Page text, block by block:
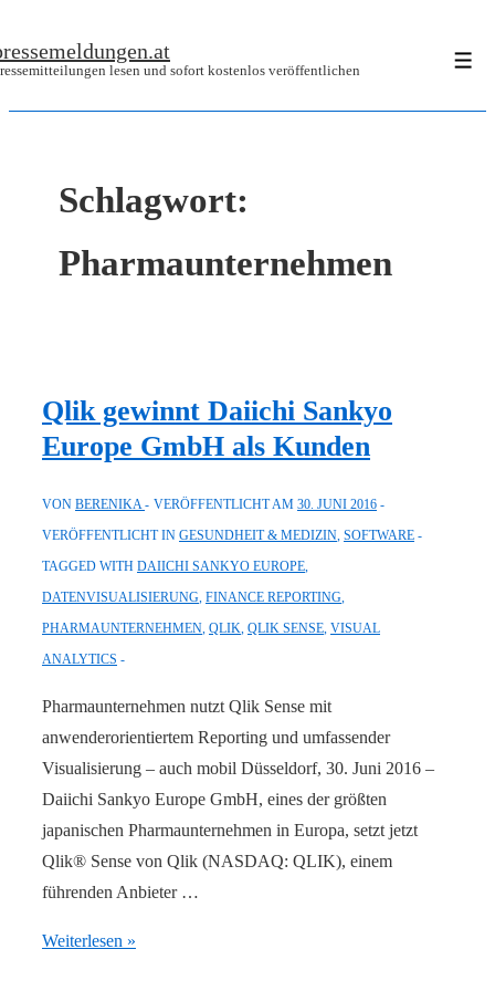
Zum
lesen und sofort kostenlos veröffentlichen
Schlagwort:
Pharmaunternehmen
Qlik gewinnt Daiichi Sankyo
Europe GmbH als Kunden
VON BERENIKA VERÖFFENTLICHT AM 30. JUNI 2016
VERÖFFENTLICHT IN GESUNDHEIT & MEDIZIN, SOFTWARE
TAGGED WITH DAIICHI SANKYO EUROPE,
DATENVISUALISIERUNG, FINANCE REPORTING,
PHARMAUNTERNEHMEN, QLIK, QLIK SENSE, VISUAL
ANALYTICS
Pharmaunternehmen nutzt Qlik Sense mit
anwenderorientiertem Reporting und umfassender
Visualisierung – auch mobil Düsseldorf, 30. Juni 2016 –
Daiichi Sankyo Europe GmbH, eines der größten
japanischen Pharmaunternehmen in Europa, setzt jetzt
Qlik® Sense von Qlik (NASDAQ: QLIK), einem
führenden Anbieter …
Qlik
Weiterlesen »